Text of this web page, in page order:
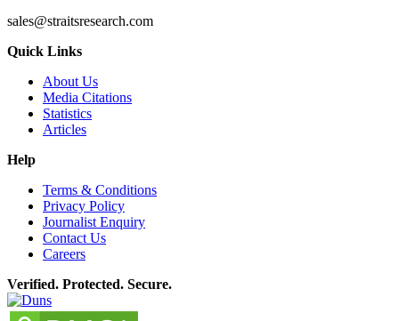
sales@straitsresearch.com
Quick Links
About Us
Media Citations
Statistics
Articles
Help
Terms & Conditions
Privacy Policy
Journalist Enquiry
Contact Us
Careers
Verified. Protected. Secure.